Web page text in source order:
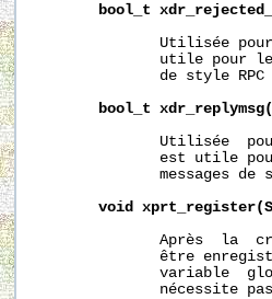
bool_t
Utilisée
utile pour
de style
bool_t
Utilisée
est utile
messages de
void
Après  la
être
variable
nécessite